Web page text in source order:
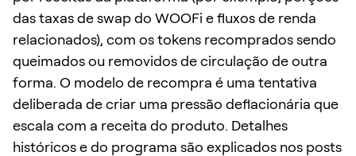
das taxas de swap do WOOFi e fluxos de renda
relacionados), com os tokens recomprados sendo
queimados ou removidos de circulação de outra
forma. O modelo de recompra é uma tentativa
deliberada de criar uma pressão deflacionária que
escala com a receita do produto. Detalhes
históricos e do programa são explicados nos posts